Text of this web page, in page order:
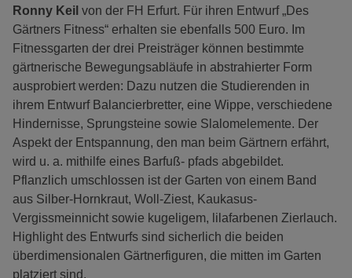
Ronny Keil von der FH Erfurt. Für ihren Entwurf „Des
Gärtners Fitness“ erhalten sie ebenfalls 500 Euro. Im
Fitnessgarten der drei Preisträger können bestimmte
gärtnerische Bewegungsabläufe in abstrahierter Form
ausprobiert werden: Dazu nutzen die Studierenden in
ihrem Entwurf Balancierbretter, eine Wippe, verschiedene
Hindernisse, Sprungsteine sowie Slalomelemente. Der
Aspekt der Entspannung, den man beim Gärtnern erfährt,
wird u. a. mithilfe eines Barfuß- pfads abgebildet.
Pflanzlich umschlossen ist der Garten von einem Band
aus Silber-Hornkraut, Woll-Ziest, Kaukasus-
Vergissmeinnicht sowie kugeligem, lilafarbenen Zierlauch.
Highlight des Entwurfs sind sicherlich die beiden
überdimensionalen Gärtnerfiguren, die mitten im Garten
platziert sind.